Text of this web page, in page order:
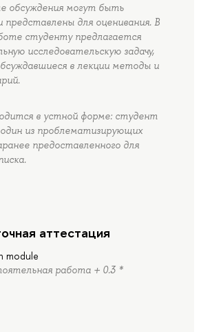
обсуждения могут быть
для оценивания. В
студенту предлагается
исследовательскую задачу,
в лекции методы и
в устной форме: студент
из проблематизирующих
предоставленного для
аттестация
module
работа + 0.3 *